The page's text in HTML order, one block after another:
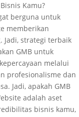
Kamu?
berguna untuk
memberikan
Jadi, strategi terbaik
GMB untuk
melalui
profesionalisme dan
Jadi, apakah GMB
adalah aset
bisnis kamu,